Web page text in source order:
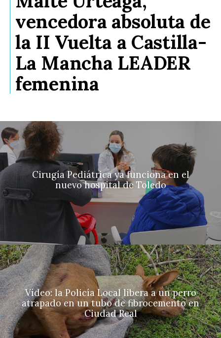
vencedora absoluta de
la II Vuelta a Castilla-
La Mancha LEADER
femenina
Cirugía Pediátrica ya funciona en el
nuevo hospital de Toledo
Vídeo: la Policía Local libera a un perro
atrapado en un tubo de fibrocemento en
Ciudad Real